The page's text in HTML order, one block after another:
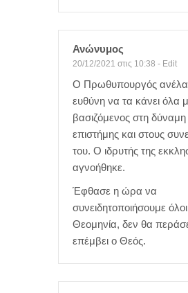
Ανώνυμος
20/12/2021 στις 10:38 - Edit
Ο Πρωθυπουργός
ευθύνη να τα κάνει όλα
βασιζόμενος στη δύναμη
επιστήμης και στους
του. Ο ιδρυτής της
αγνοήθηκε.
Έφθασε η ώρα να
συνειδητοποιήσουμε
Θεομηνία, δεν θα
επέμβει ο Θεός.